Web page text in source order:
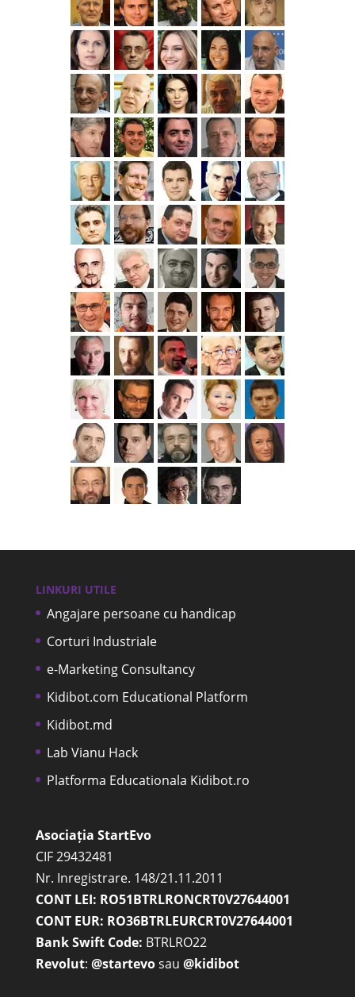
LINKURI UTILE
Angajare persoane cu handicap
Corturi Industriale
e-Marketing Consultancy
Kidibot.com Educational Platform
Kidibot.md
Lab Vianu Hack
Platforma Educationala Kidibot.ro
Asociația StartEvo
CIF 29432481
Nr. Inregistrare. 148/21.11.2011
CONT LEI: RO51BTRLRONCRT0V27644001
CONT EUR: RO36BTRLEURCRT0V27644001
Bank Swift Code: BTRLRO22
Revolut: @startevosau @kidibot